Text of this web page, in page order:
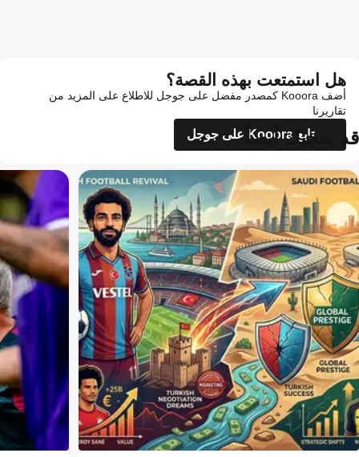
هل استمتعت بهذه القصة؟
أضف Kooora كمصدر مفضل على جوجل للاطلاع على المزيد من
تقاريرنا
تابع Kooora على جوجل
قد يعجبك أيضاً